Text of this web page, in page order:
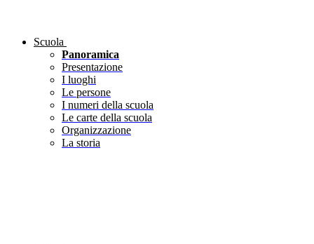
Scuola
Panoramica
Presentazione
I luoghi
Le persone
I numeri della scuola
Le carte della scuola
Organizzazione
La storia